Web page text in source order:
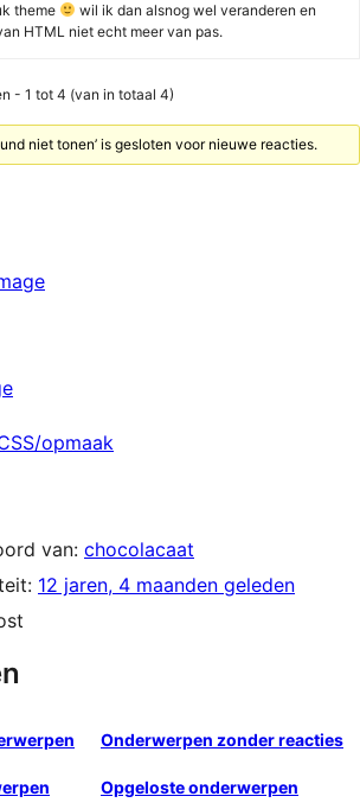
theme
wil ik dan alsnog wel veranderen en
HTML niet echt meer van pas.
- 1 tot 4 (van in totaal 4)
niet tonen’ is gesloten voor nieuwe reacties.
opmaak
van: chocolacaat
12 jaren, 4 maanden geleden
Onderwerpen zonder reacties
Opgeloste onderwerpen